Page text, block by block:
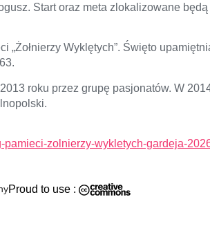
Start oraz meta zlokalizowane
„Żołnierzy Wyklętych”. Święto
roku przez grupę pasjonatów. W
zolnierzy-wykletych-gardeja-
Proud to use :